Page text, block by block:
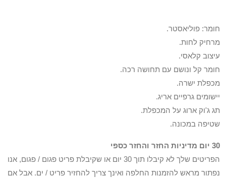
חומר: פוליאסטר.
מרחיק לחות.
עיצוב קלאסי.
חומר קל ונושם עם תחושה רכה.
מכפלת ישרה.
יישומים גרפיים אריג.
תג ג'וק ארוג על המכפלת.
שטיפה במכונה.
30 יום מדיניות החזר והחזר כספי
הפריטים שלך לא קיבלו תוך 30 יום או שקיבלת פריט פגום / פגום, אנו
נפתור מראש להזמנות החלפה ואינך צריך להחזיר פריט / ים. אבל אם